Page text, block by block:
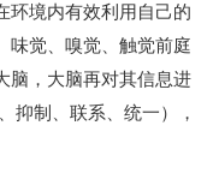
环境内有效利用自己的
味觉、嗅觉、触觉前庭
脑，大脑再对其信息进
抑制、联系、统一），